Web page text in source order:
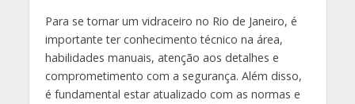
Para se tornar um vidraceiro no Rio de Janeiro, é
importante ter conhecimento técnico na área,
habilidades manuais, atenção aos detalhes e
comprometimento com a segurança. Além disso,
é fundamental estar atualizado com as normas e